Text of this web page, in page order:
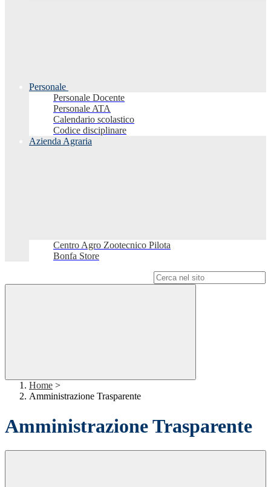
Personale
Personale Docente
Personale ATA
Calendario scolastico
Codice disciplinare
Azienda Agraria
Centro Agro Zootecnico Pilota
Bonfa Store
Home >
Amministrazione Trasparente
Amministrazione Trasparente